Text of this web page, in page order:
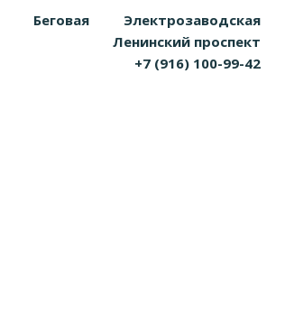
Беговая
Электрозаводская
Ленинский проспект
+7 (916) 100-99-42